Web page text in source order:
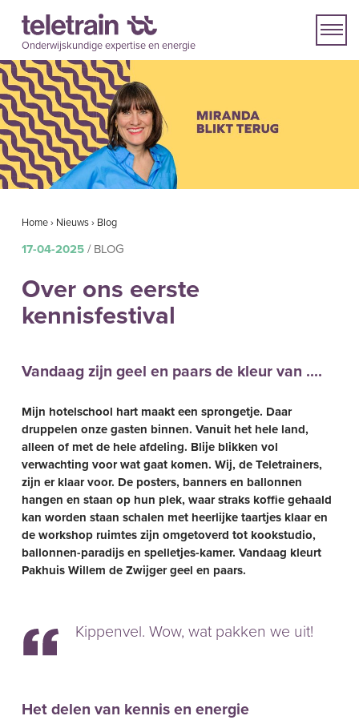
Onderwijskundige expertise en energie
Home› Nieuws› Blog
17-04-2025 / BLOG
Over ons eerste
kennisfestival
Vandaag zijn geel en paars de kleur van ….
Mijn hotelschool hart maakt een sprongetje. Daar
druppelen onze gasten binnen. Vanuit het hele land,
alleen of met de hele afdeling. Blije blikken vol
verwachting voor wat gaat komen. Wij, de Teletrainers,
zijn er klaar voor. De posters, banners en ballonnen
hangen en staan op hun plek, waar straks koffie gehaald
kan worden staan schalen met heerlijke taartjes klaar en
de workshop ruimtes zijn omgetoverd tot kookstudio,
ballonnen-paradijs en spelletjes-kamer. Vandaag kleurt
Pakhuis Willem de Zwijger geel en paars.
Kippenvel. Wow, wat pakken we uit!
Het delen van kennis en energie